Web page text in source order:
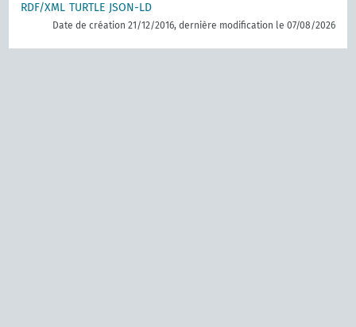
RDF/XML TURTLE JSON-LD
Date de création 21/12/2016, dernière modification le 07/08/2026